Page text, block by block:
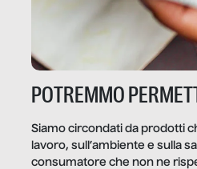
POTREMMO
Siamo circondati da prodotti
lavoro, sull’ambiente e sulla
consumatore che non ne